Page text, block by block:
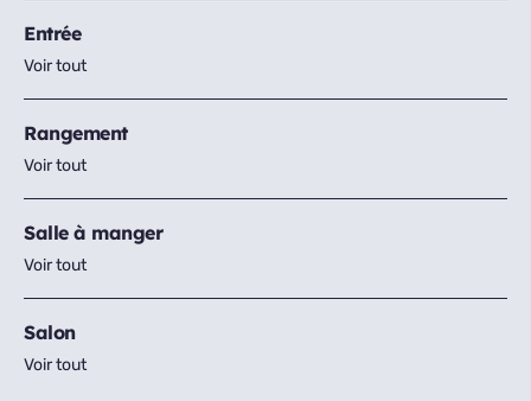
Entrée
Voir tout
Rangement
Voir tout
Salle à manger
Voir tout
Salon
Voir tout